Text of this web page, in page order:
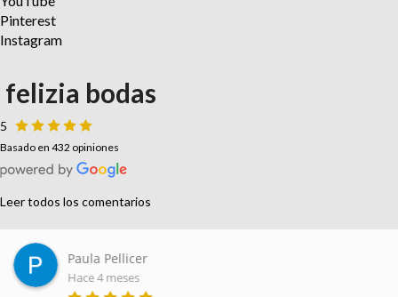
Pinterest
Instagram
felizia bodas
5
Basado en 432 opiniones
Leer todos los comentarios
Paula Pellicer
Hace 4 meses